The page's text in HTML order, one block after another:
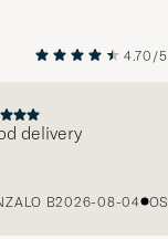
4.70/5
B2026-08-04 OSTAJA